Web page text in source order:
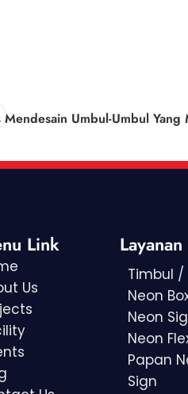
Mendesain Umbul-Umbul
Link
Us
Timbul /
Neon
Neon
Neon
Papan
Sign